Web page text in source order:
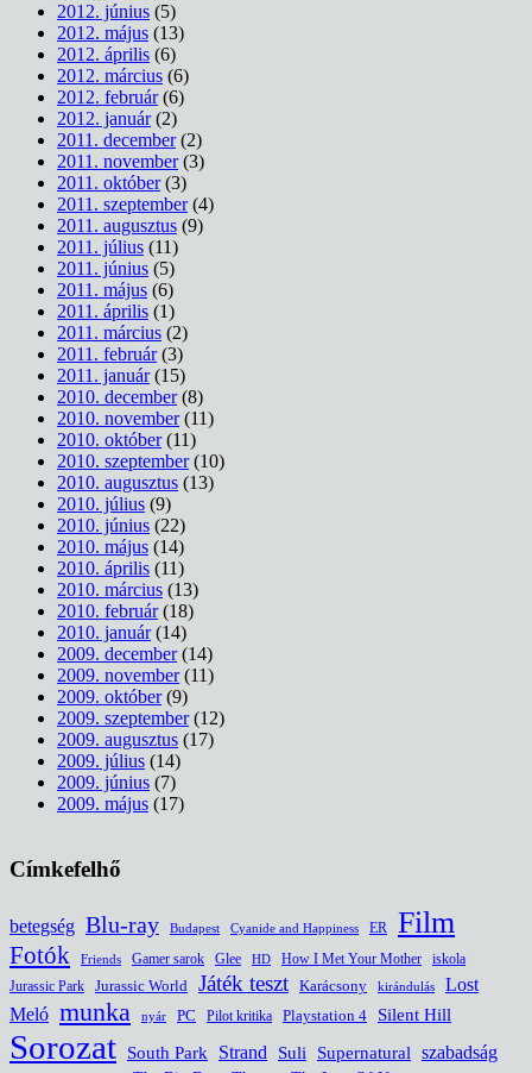
2012. június (5)
2012. május (13)
2012. április (6)
2012. március (6)
2012. február(6)
2012. január(2)
2011. december(2)
2011. november(3)
2011. október(3)
2011. szeptember(4)
2011. augusztus (9)
2011. július (11)
2011. június (5)
2011. május (6)
2011. április (1)
2011. március (2)
2011. február(3)
2011. január(15)
2010. december(8)
2010. november(11)
2010. október(11)
2010. szeptember(10)
2010. augusztus (13)
2010. július (9)
2010. június (22)
2010. május (14)
2010. április (11)
2010. március (13)
2010. február(18)
2010. január(14)
2009. december(14)
2009. november(11)
2009. október(9)
2009. szeptember(12)
2009. augusztus (17)
2009. július (14)
2009. június (7)
2009. május (17)
Címkefelhő
betegség Blu-ray Budapest Cyanide and Happiness ER Film
Fotók Friends Gamer sarok Glee HD How I Met Your Mother
iskola
Jurassic Park
Jurassic World Játék teszt Karácsony kirándulás Lost
Meló munka nyár PC Pilot kritika Playstation 4 Silent Hill
Sorozat South Park Strand Suli Supernatural szabadság